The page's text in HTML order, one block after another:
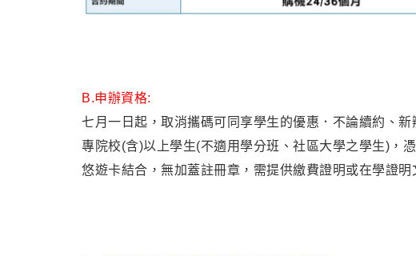
B.申辦資格:
七月一日起，取消攜碼可同享學生的優惠 ． 不論續約、
專院校(含)以上學生(不適用學分班、社區大學之學生)，
悠遊卡結合，無加蓋註冊章，需提供繳費證明或在學證明